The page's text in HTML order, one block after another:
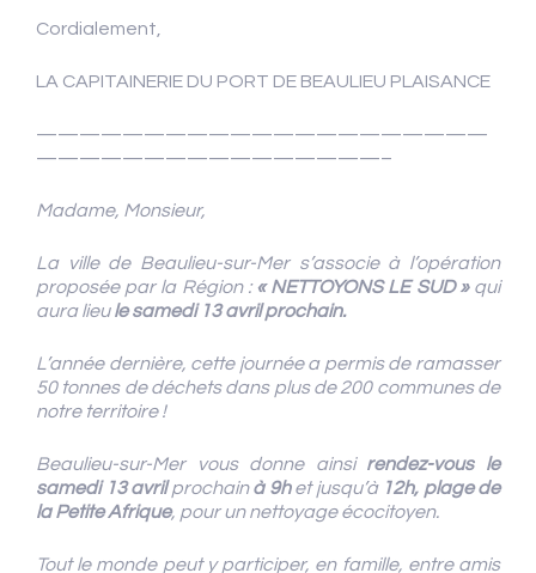
Cordialement,
LA CAPITAINERIE DU PORT DE BEAULIEU PLAISANCE
—————————————————————
————————————————–
Madame, Monsieur,
La ville de Beaulieu-sur-Mer s’associe à l’opération
proposée par la Région :« NETTOYONS LE SUD » qui
aura lieule samedi 13 avril prochain.
L’année dernière, cette journée a permis de ramasser
50 tonnes de déchets dans plus de 200 communes de
notre territoire !
Beaulieu-sur-Mer vous donne ainsi rendez-vous le
samedi 13 avrilprochainà 9het jusqu’à12h, plage de
la Petite Afrique, pour un nettoyage écocitoyen.
Tout le monde peut y participer, en famille, entre amis